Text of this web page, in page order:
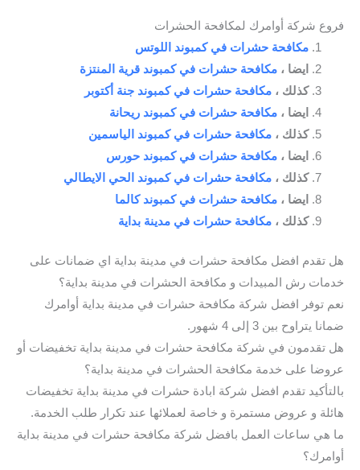
فروع شركة أوامرك لمكافحة الحشرات
مكافحة حشرات في كمبوند اللوتس
ايضا ، مكافحة حشرات في كمبوند قرية المنتزة
كذلك ، مكافحة حشرات في كمبوند جنة أكتوبر
ايضا ، مكافحة حشرات في كمبوند ريحانة
كذلك ، مكافحة حشرات في كمبوند الياسمين
ايضا ، مكافحة حشرات في كمبوند حورس
كذلك ، مكافحة حشرات في كمبوند الحي الايطالي
ايضا ، مكافحة حشرات في كمبوند كالما
كذلك ، مكافحة حشرات في مدينة بداية
هل تقدم افضل مكافحة حشرات في مدينة بداية اي ضمانات على
خدمات رش المبيدات و مكافحة الحشرات في مدينة بداية؟
نعم توفر افضل شركة مكافحة حشرات في مدينة بداية أوامرك
ضمانا يتراوح بين 3 إلى 4 شهور.
هل تقدمون في شركة مكافحة حشرات في مدينة بداية تخفيضات أو
عروضا على خدمة مكافحة الحشرات في مدينة بداية؟
بالتأكيد تقدم افضل شركة ابادة حشرات في مدينة بداية تخفيضات
هائلة و عروض مستمرة و خاصة لعملائها عند تكرار طلب الخدمة.
ما هي ساعات العمل بافضل شركة مكافحة حشرات في مدينة بداية
أوامرك؟